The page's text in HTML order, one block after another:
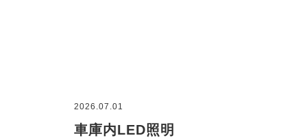
2026.07.01
車庫内LED照明